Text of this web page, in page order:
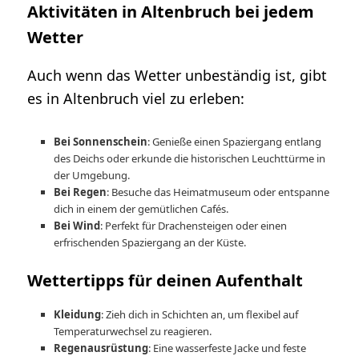
Aktivitäten in Altenbruch bei jedem
Wetter
Auch wenn das Wetter unbeständig ist, gibt
es in Altenbruch viel zu erleben:
Bei Sonnenschein: Genieße einen Spaziergang entlang
des Deichs oder erkunde die historischen Leuchttürme in
der Umgebung.
Bei Regen: Besuche das Heimatmuseum oder entspanne
dich in einem der gemütlichen Cafés.
Bei Wind: Perfekt für Drachensteigen oder einen
erfrischenden Spaziergang an der Küste.
Wettertipps für deinen Aufenthalt
Kleidung: Zieh dich in Schichten an, um flexibel auf
Temperaturwechsel zu reagieren.
Regenausrüstung: Eine wasserfeste Jacke und feste